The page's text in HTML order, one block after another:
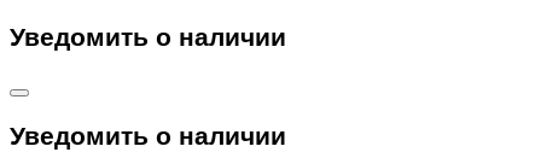
Уведомить о наличии
Уведомить о наличии